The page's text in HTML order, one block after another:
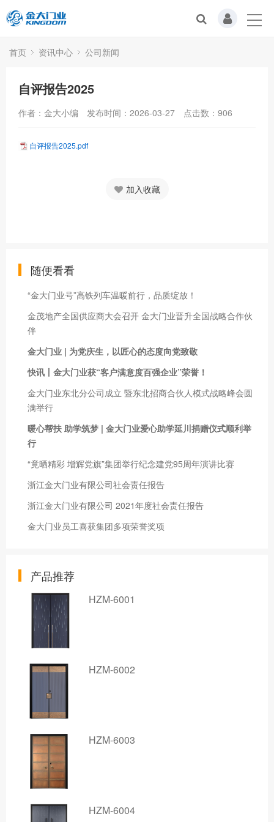
首页 资讯中心 公司新闻
自评报告2025
作者：金大小编 发布时间：2026-03-27 点击数： 906
自评报告2025.pdf
加入收藏
随便看看
“金大门业号”高铁列车温暖前行，品质绽放！
金茂地产全国供应商大会召开 金大门业晋升全国战略合作伙
伴
金大门业 | 为党庆生，以匠心的态度向党致敬
快讯丨金大门业获“客户满意度百强企业”荣誉！
金大门业东北分公司成立 暨东北招商合伙人模式战略峰会圆
满举行
暖心帮扶 助学筑梦 | 金大门业爱心助学延川捐赠仪式顺利举
行
“竟晒精彩 增辉党旗”集团举行纪念建党95周年演讲比赛
浙江金大门业有限公司社会责任报告
浙江金大门业有限公司 2021年度社会责任报告
金大门业员工喜获集团多项荣誉奖项
产品推荐
HZM-6001
HZM-6002
HZM-6003
HZM-6004